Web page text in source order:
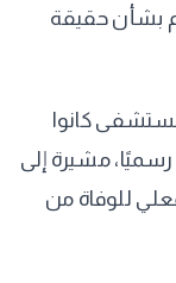
بشأن حقيقة
كانوا
مشيرة إلى
للوفاة من